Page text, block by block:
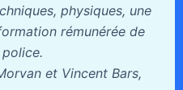
physiques, une
rémunérée de
et Vincent Bars,